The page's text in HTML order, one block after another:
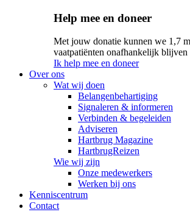
Help mee en doneer
Met jouw donatie kunnen we 1,7
vaatpatiënten onafhankelijk blijven
Ik help mee en doneer
Over ons
Wat wij doen
Belangenbehartiging
Signaleren & informeren
Verbinden & begeleiden
Adviseren
Hartbrug Magazine
HartbrugReizen
Wie wij zijn
Onze medewerkers
Werken bij ons
Kenniscentrum
Contact